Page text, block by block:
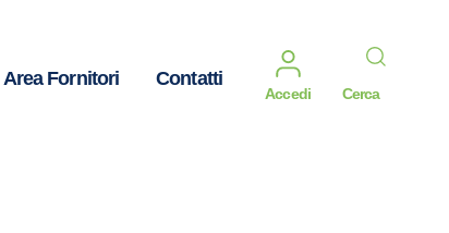
Area Fornitori Contatti
Accedi Cerca